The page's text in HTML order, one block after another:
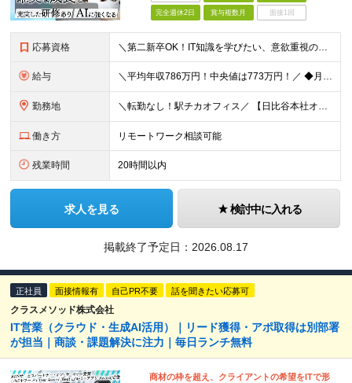
完全週休2日 賞与複数月 面接1回
応募資格 ＼第二新卒OK！IT知識を学びたい、意欲重視の採用／ ◆学歴不問 ◆営業経験がある方（目安：1年以上）
給与 ＼平均年収786万円！中央値は773万円！／ ◆月給 26.3万円～40.2万円＋賞与年2回 ※経験・スキルを考慮の上、優遇いたします ※上記金額には固定残業手当19～24時間分（4.3万円～7.7万円）が含まれています。超過分は別途支給いたします ※試用期間6ヶ月あり。期間中の給与・待遇の差異はありません
勤務地 ＼転勤なし！駅チカオフィス／ 【日比谷本社オフィス】 東京都港区西新橋1-1-1 日比谷フォートタワー26階 (変更の範囲)上記を除く当社関連勤務地
働き方 リモートワーク相談可能
残業時間 20時間以内
求人を見る 検討中に入れる
掲載終了予定日：2026.08.17
正社員 面接情報有 自己PR不要 話を聞きたい応募可
クラスメソッド株式会社
IT営業（クラウド・生成AI活用）｜リード獲得・アポ取得は別部署
が担当｜商談・課題解決に注力｜毎日ランチ無料
商材の枠を超え、クライアントの希望をITで形